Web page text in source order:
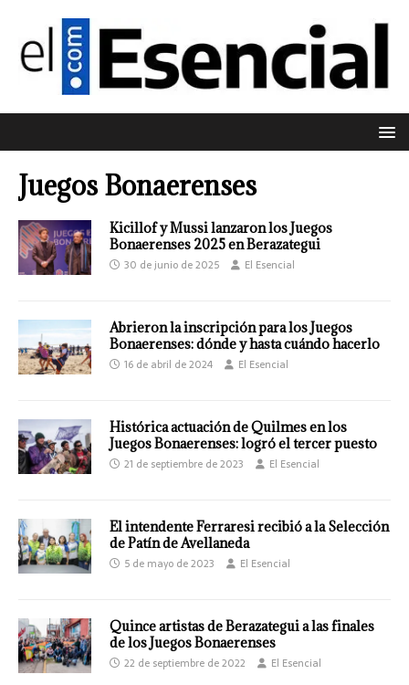
Juegos Bonaerenses
Kicillof y Mussi lanzaron los Juegos
Bonaerenses 2025 en Berazategui
30 de junio de 2025 El Esencial
Abrieron la inscripción para los Juegos
Bonaerenses: dónde y hasta cuándo hacerlo
16 de abril de 2024 El Esencial
Histórica actuación de Quilmes en los
Juegos Bonaerenses: logró el tercer puesto
21 de septiembre de 2023 El Esencial
El intendente Ferraresi recibió a la Selección
de Patín de Avellaneda
5 de mayo de 2023 El Esencial
Quince artistas de Berazategui a las finales
de los Juegos Bonaerenses
22 de septiembre de 2022 El Esencial